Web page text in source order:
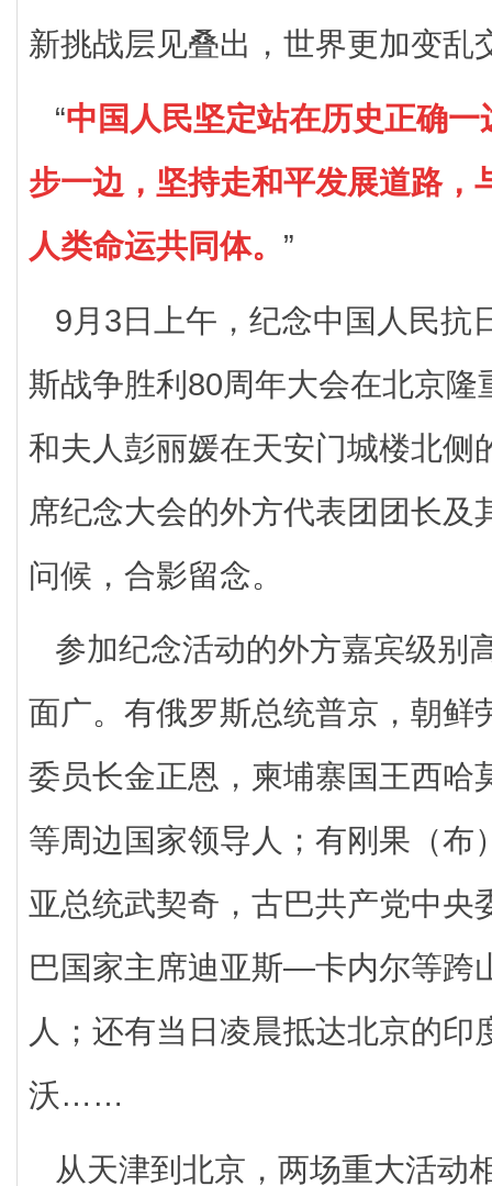
新挑战层见叠出，世界更加变乱
“中国人民坚定站在历史正确
步一边，坚持走和平发展道路，
人类命运共同体。 ”
9月3日上午，纪念中国人民抗
斯战争胜利80周年大会在北京隆
和夫人彭丽媛在天安门城楼北侧
席纪念大会的外方代表团团长及
问候，合影留念。
参加纪念活动的外方嘉宾级别
面广。有俄罗斯总统普京，朝鲜
委员长金正恩，柬埔寨国王西哈
等周边国家领导人；有刚果（布
亚总统武契奇，古巴共产党中央
巴国家主席迪亚斯—卡内尔等跨
人；还有当日凌晨抵达北京的印
沃……
从天津到北京，两场重大活动